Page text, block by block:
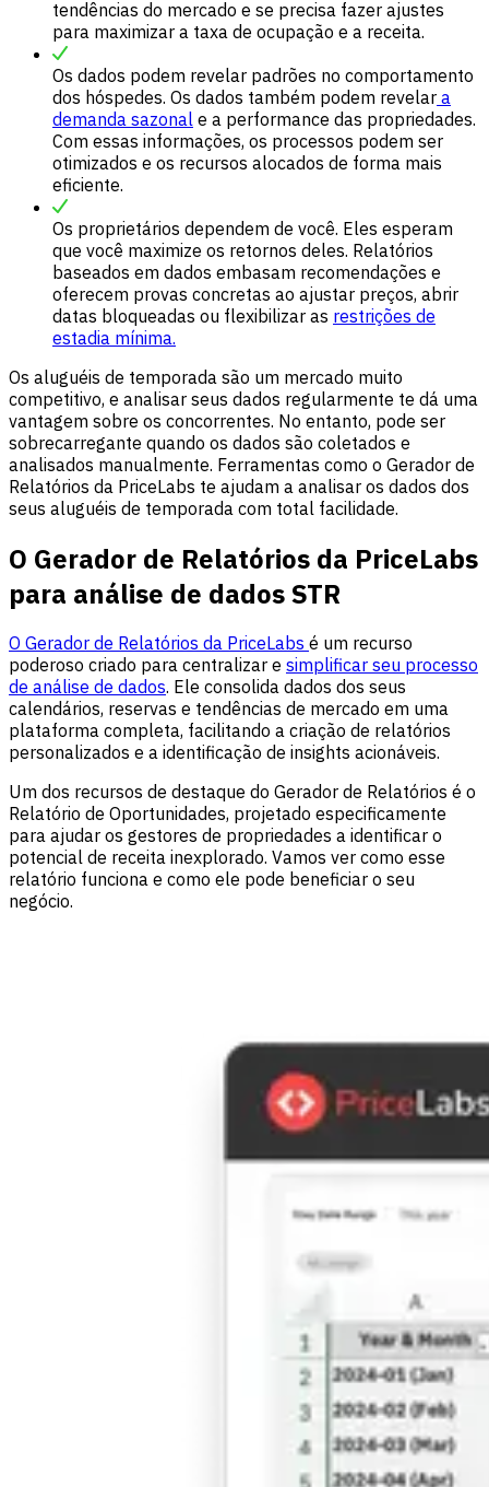
tendências do mercado e se precisa fazer ajustes
para maximizar a taxa de ocupação e a receita.
Os dados podem revelar padrões no comportamento
dos hóspedes. Os dados também podem revelar a
demanda sazonal e a performance das propriedades.
Com essas informações, os processos podem ser
otimizados e os recursos alocados de forma mais
eficiente.
Os proprietários dependem de você. Eles esperam
que você maximize os retornos deles. Relatórios
baseados em dados embasam recomendações e
oferecem provas concretas ao ajustar preços, abrir
datas bloqueadas ou flexibilizar as restrições de
estadia mínima.
Os aluguéis de temporada são um mercado muito
competitivo, e analisar seus dados regularmente te dá uma
vantagem sobre os concorrentes. No entanto, pode ser
sobrecarregante quando os dados são coletados e
analisados manualmente. Ferramentas como o Gerador de
Relatórios da PriceLabs te ajudam a analisar os dados dos
seus aluguéis de temporada com total facilidade.
O Gerador de Relatórios da PriceLabs
para análise de dados STR
O Gerador de Relatórios da PriceLabs é um recurso
poderoso criado para centralizar e simplificar seu processo
de análise de dados. Ele consolida dados dos seus
calendários, reservas e tendências de mercado em uma
plataforma completa, facilitando a criação de relatórios
personalizados e a identificação de insights acionáveis.
Um dos recursos de destaque do Gerador de Relatórios é o
Relatório de Oportunidades, projetado especificamente
para ajudar os gestores de propriedades a identificar o
potencial de receita inexplorado. Vamos ver como esse
relatório funciona e como ele pode beneficiar o seu
negócio.